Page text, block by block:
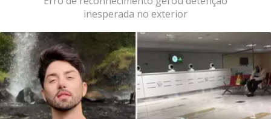
inesperada no exterior